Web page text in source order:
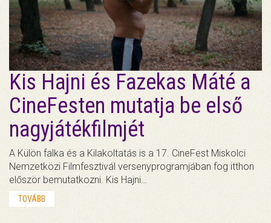
Kis Hajni és Fazekas Máté a
CineFesten mutatja be első
nagyjátékfilmjét
A Külön falka és a Kilakoltatás is a 17. CineFest Miskolci
Nemzetközi Filmfesztivál versenyprogramjában fog itthon
először bemutatkozni. Kis Hajni…
TOVÁBB